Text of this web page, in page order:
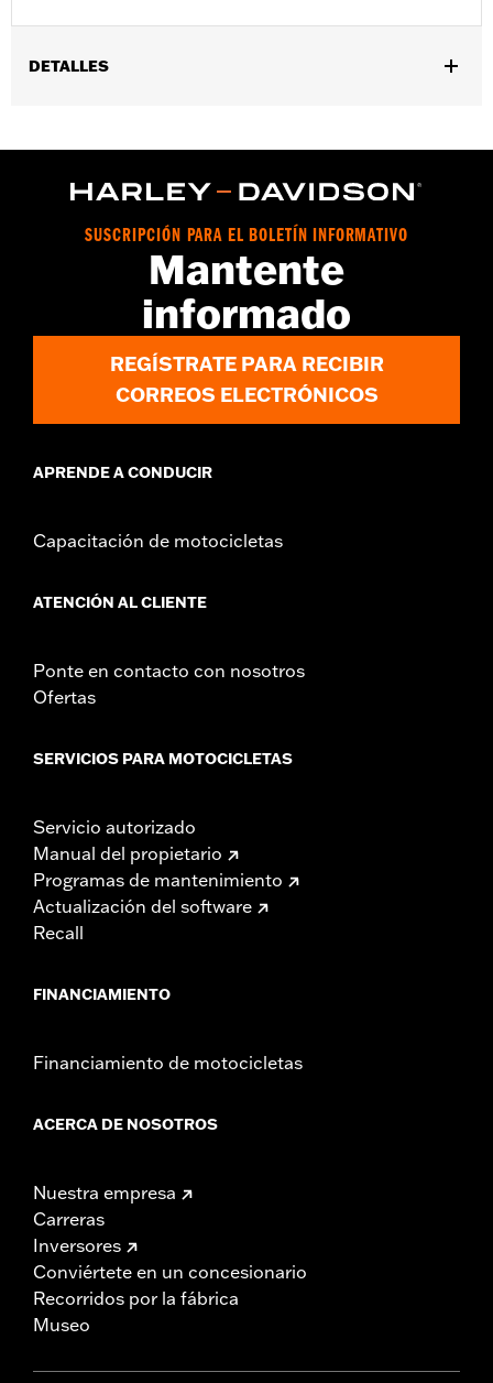
DETALLES
posteriores). Para todos los modelos se necesita la compra por
separado del soporte de montaje H-D® Detachables™ individual
o doble para Tour-Pak®, los elementos de sujeción
90300030. Para FLHXSE y FLTRXSE 2023 y posteriores, FLHX,
requiere la compra por separado del kit de espaciador n.° de
pieza 53001105A. Los modelos FLTRXSTSE requieren la compra
adicional del Kit de hardware de conversión desmontable N.°
Installation Instructions
Anchura:25.9 Inches
d.com/warranty
SUSCRIPCIÓN PARA EL BOLETÍN INFORMATIVO
Mantente
informado
REGÍSTRATE PARA RECIBIR
CORREOS ELECTRÓNICOS
APRENDE A CONDUCIR
Capacitación de motocicletas
ATENCIÓN AL CLIENTE
Ponte en contacto con nosotros
Ofertas
SERVICIOS PARA MOTOCICLETAS
Servicio autorizado
Manual del propietario
Programas de mantenimiento
Actualización del software
Recall
FINANCIAMIENTO
Financiamiento de motocicletas
ACERCA DE NOSOTROS
Nuestra empresa
Carreras
Inversores
Conviértete en un concesionario
Recorridos por la fábrica
Museo